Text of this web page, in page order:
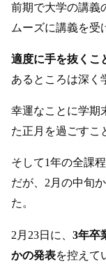
前期で大学の講義
ムーズに講義を受
適度に手を抜くこ
あるところは深く
幸運なことに学期
た正月を過ごす
そして1年の全課
だが、2月の中旬
た。
2月23日に、3年卒
かの発表を控えて